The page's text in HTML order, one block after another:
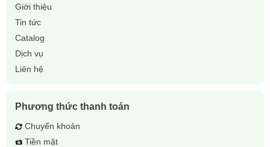
Giới thiệu
Tin tức
Catalog
Dịch vụ
Liên hệ
Phương thức thanh toán
Chuyển khoản
Tiền mặt